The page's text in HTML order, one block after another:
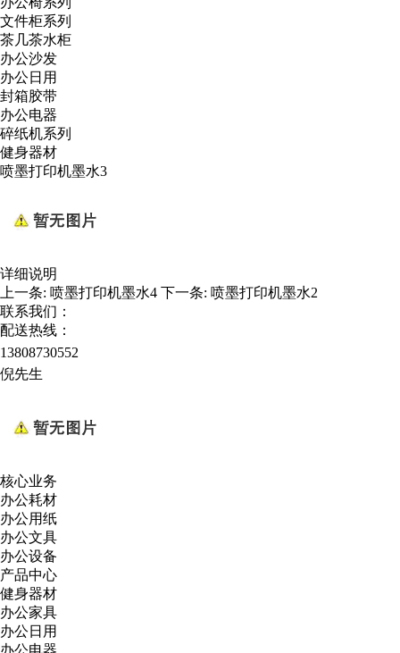
文件柜系列
茶几茶水柜
办公沙发
办公日用
封箱胶带
办公电器
碎纸机系列
健身器材
喷墨打印机墨水3
详细说明
上一条: 喷墨打印机墨水4 下一条: 喷墨打印机墨水2
联系我们：
配送热线：
13808730552
倪先生
核心业务
办公耗材
办公用纸
办公文具
办公设备
产品中心
健身器材
办公家具
办公日用
办公电器